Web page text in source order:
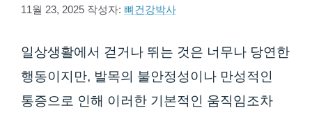
11월 23, 2025 작성자: 뼈건강박사
일상생활에서 걷거나 뛰는 것은 너무나 당연한
행동이지만, 발목의 불안정성이나 만성적인
통증으로 인해 이러한 기본적인 움직임조차